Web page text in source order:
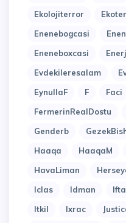
Ekolojiterror
Enenebogcasi
Eneneboxcasi
Evdekileresalam
EynullaF
F Faci
FermerinRealDostu
Genderb
Haaqa
HaaqaM
HavaLiman
Iclas
Idman
Itkil
Ixrac